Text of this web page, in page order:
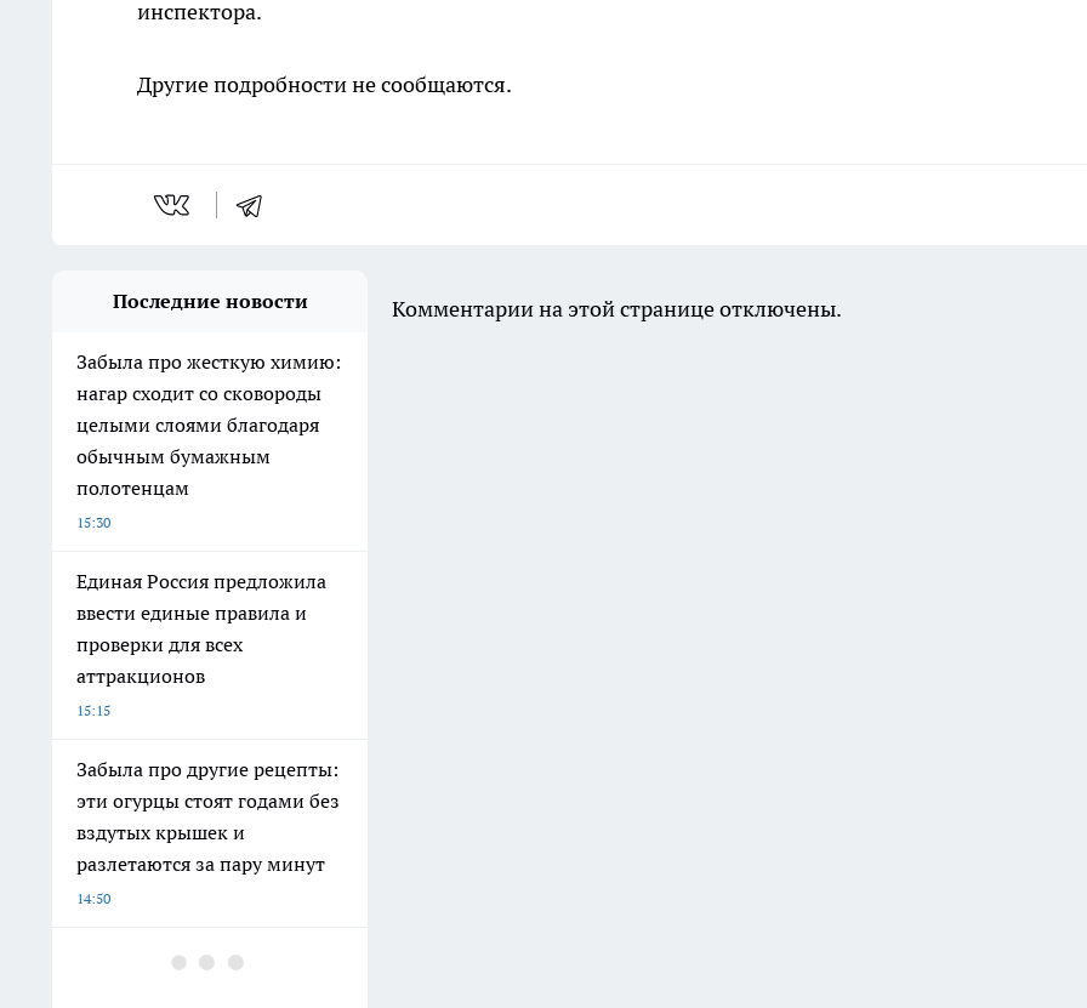
инспектора.
Другие подробности не сообщаются.
Последние новости
Забыла про жесткую химию:
нагар сходит со сковороды
целыми слоями благодаря
обычным бумажным
полотенцам
15:30
Единая Россия предложила
ввести единые правила и
проверки для всех
аттракционов
15:15
Забыла про другие рецепты:
эти огурцы стоят годами без
вздутых крышек и
разлетаются за пару минут
14:50
Андрей Бочаров обсудил
Комментарии на этой странице отключены.